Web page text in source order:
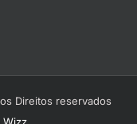
Direitos reservados